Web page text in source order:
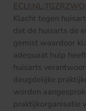
Klacht tegen
dat de huisarts de
gemist waardoor
adequaat hulp
huisarts
deugdelijke
worden
praktijkorganisatie